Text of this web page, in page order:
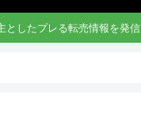
としたプレる転売情報を発信